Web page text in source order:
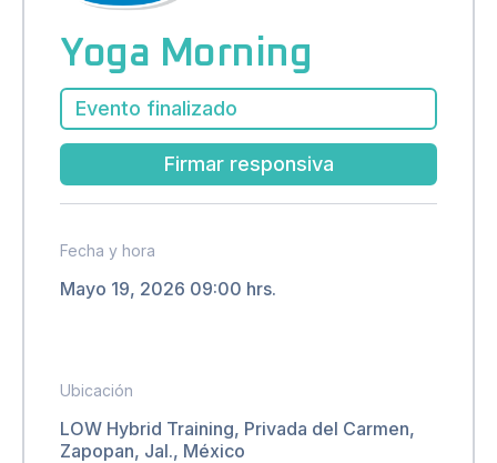
Yoga Morning
Evento finalizado
Firmar responsiva
Fecha y hora
Mayo 19, 2026 09:00 hrs.
Ubicación
LOW Hybrid Training, Privada del Carmen,
Zapopan, Jal., México